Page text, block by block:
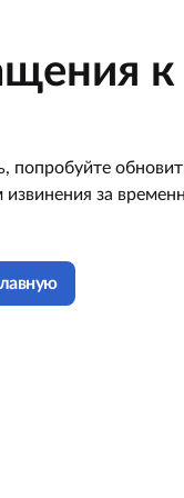
к
попробуйте
за